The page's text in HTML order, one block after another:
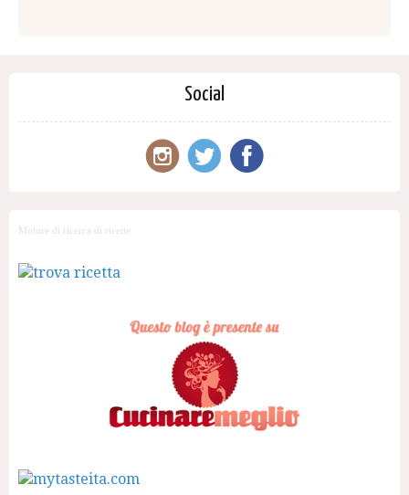
Social
Motore di ricerca di ricette